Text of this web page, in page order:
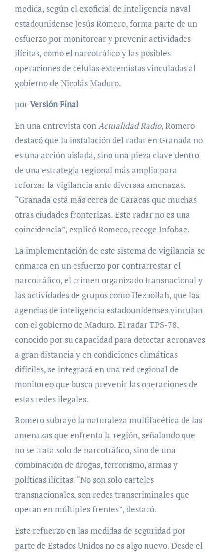
medida, según el exoficial de inteligencia naval
estadounidense Jesús Romero, forma parte de un
esfuerzo por monitorear y prevenir actividades
ilícitas, como el narcotráfico y las posibles
operaciones de células extremistas vinculadas al
gobierno de Nicolás Maduro.
porVersión Final
En una entrevista conActualidad Radio, Romero
destacó que la instalación del radar en Granada no
es una acción aislada, sino una pieza clave dentro
de una estrategia regional más amplia para
reforzar la vigilancia ante diversas amenazas.
“Granada está más cerca de Caracas que muchas
otras ciudades fronterizas. Este radar no es una
coincidencia”, explicó Romero, recoge Infobae.
La implementación de este sistema de vigilancia se
enmarca en un esfuerzo por contrarrestar el
narcotráfico, el crimen organizado transnacional y
las actividades de grupos como Hezbollah, que las
agencias de inteligencia estadounidenses vinculan
con el gobierno de Maduro. El radar TPS-78,
conocido por su capacidad para detectar aeronaves
a gran distancia y en condiciones climáticas
difíciles, se integrará en una red regional de
monitoreo que busca prevenir las operaciones de
estas redes ilegales.
Romero subrayó la naturaleza multifacética de las
amenazas que enfrenta la región, señalando que
no se trata solo de narcotráfico, sino de una
combinación de drogas, terrorismo, armas y
políticas ilícitas. “No son solo carteles
transnacionales, son redes transcriminales que
operan en múltiples frentes”, destacó.
Este refuerzo en las medidas de seguridad por
parte de Estados Unidos no es algo nuevo. Desde el